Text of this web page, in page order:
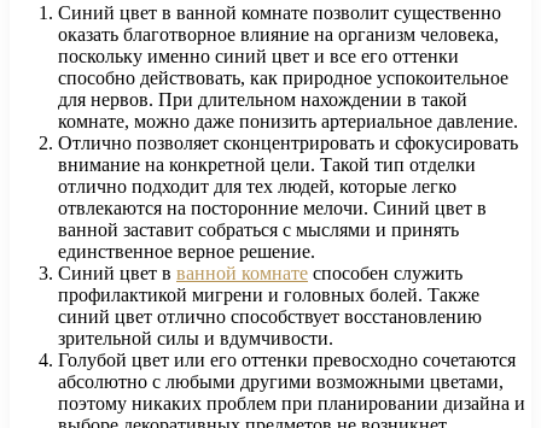
Синий цвет в ванной комнате позволит существенно
оказать благотворное влияние на организм человека,
поскольку именно синий цвет и все его оттенки
способно действовать, как природное успокоительное
для нервов. При длительном нахождении в такой
комнате, можно даже понизить артериальное давление.
Отлично позволяет сконцентрировать и сфокусировать
внимание на конкретной цели. Такой тип отделки
отлично подходит для тех людей, которые легко
отвлекаются на посторонние мелочи. Синий цвет в
ванной заставит собраться с мыслями и принять
единственное верное решение.
Синий цвет в ванной комнате способен служить
профилактикой мигрени и головных болей. Также
синий цвет отлично способствует восстановлению
зрительной силы и вдумчивости.
Голубой цвет или его оттенки превосходно сочетаются
абсолютно с любыми другими возможными цветами,
поэтому никаких проблем при планировании дизайна и